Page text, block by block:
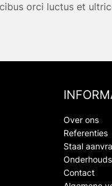
orci luctus et
Over ons
Referenties
Staal
Contact